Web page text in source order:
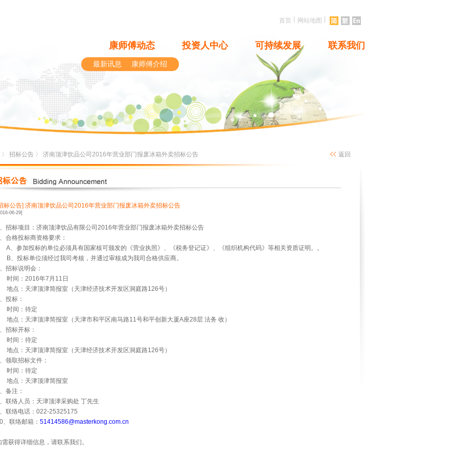
首页 网站地图
康师傅动态 投资人中心 可持续发展 联系我们
最新讯息 康师傅介绍
〉 招标公告 〉 济南顶津饮品公司2016年营业部门报废冰箱外卖招标公告 返回
标公告] 济南顶津饮品公司2016年营业部门报废冰箱外卖招标公告
06-29]
、招标项目：济南顶津饮品有限公司 2016年营业部门报废冰箱外卖招标公告
、合格投标商资格要求：
A、参加投标的单位必须具有国家核可颁发的《营业执照》、《税务登记证》、《组织机构代码》等相关资质证明。。
B、投标单位须经过我司考核，并通过审核成为我司合格供应商。
、招标说明会：
时间： 2016年7 月 11 日
地点：天津顶津简报室（天津经济技术开发区洞庭路126号）
、投标：
时间：待定
地点：天津顶津简报室（天津市和平区南马路11号和平创新大厦A座28层 法务 收）
、招标开标：
时间：待定
地点：天津顶津简报室（天津经济技术开发区洞庭路126号）
、领取招标文件：
时间：待定
地点：天津顶津简报室
、备注：
、联络人员：天津顶津采购处 丁先生
、联络电话： 022-25325175
、联络邮箱： 51414586@masterkong.com.cn
需获得详细信息，请联系我们。